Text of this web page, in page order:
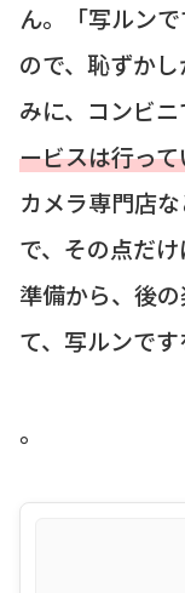
ん。「写ルン
ので、恥ずか
みに、コンビニ
ービスは行っ
カメラ専門店
で、その点だ
準備から、後
て、写ルンで
。